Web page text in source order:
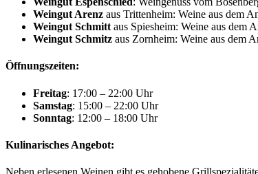
Weingut Arenz aus Trittenheim: Weine aus dem
Weingut Schmitt aus Spiesheim: Weine aus dem
Weingut Schmitz aus Zornheim: Weine aus dem
Öffnungszeiten:
Freitag: 17:00 – 22:00 Uhr
Samstag: 15:00 – 22:00 Uhr
Sonntag: 12:00 – 18:00 Uhr
Kulinarisches Angebot:
Neben erlesenen Weinen gibt es gehobene